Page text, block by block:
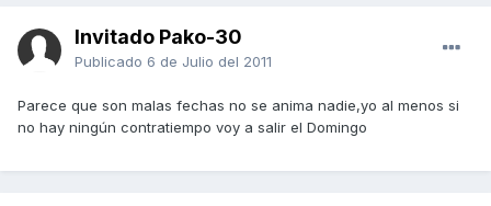
Invitado Pako-30
Publicado 6 de Julio del 2011
Parece que son malas fechas no se anima nadie,yo al menos si
no hay ningún contratiempo voy a salir el Domingo